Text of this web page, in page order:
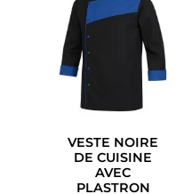
VESTE NOIRE
DE CUISINE
AVEC
PLASTRON